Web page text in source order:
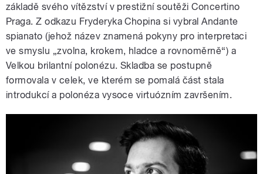
základě svého vítězství v prestižní soutěži Concertino
Praga. Z odkazu Fryderyka Chopina si vybralAndante
spianato (jehož název znamená pokyny pro interpretaci
ve smyslu „zvolna, krokem, hladce a rovnoměrně“) a
Velkou brilantní polonézu. Skladba se postupně
formovala v celek, ve kterém se pomalá část stala
introdukcí a polonéza vysoce virtuózním završením.